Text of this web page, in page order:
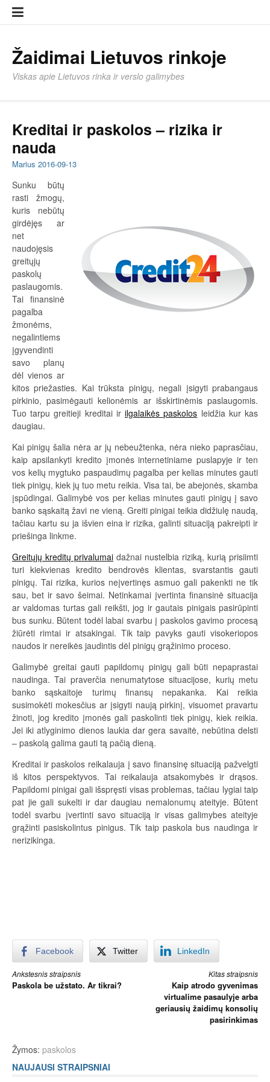
prie
Žaidimai Lietuvos rinkoje
Viskas apie Lietuvos rinka ir verslo galimybes
Kreditai ir paskolos – rizika ir
nauda
Marius 2016-09-13
Sunku būtų
rasti žmogų,
kuris nebūtų
girdėjęs ar
net
naudojęsis
greitųjų
paskolų
paslaugomis.
Tai finansinė
pagalba
žmonėms,
negalintiems
įgyvendinti
savo planų
dėl vienos ar
kitos priežasties. Kai trūksta pinigų, negali įsigyti prabangaus
pirkinio, pasimėgauti kelionėmis ar išskirtinėmis paslaugomis.
Tuo tarpu greitieji kreditai irilgalaikės paskolos leidžia kur kas
daugiau.
Kai pinigų šalia nėra ar jų nebeužtenka, nėra nieko paprasčiau,
kaip apsilankyti kredito įmonės internetiniame puslapyje ir ten
vos kelių mygtuko paspaudimų pagalba per kelias minutes gauti
tiek pinigų, kiek jų tuo metu reikia. Visa tai, be abejonės, skamba
įspūdingai. Galimybė vos per kelias minutes gauti pinigų į savo
banko sąskaitą žavi ne vieną. Greiti pinigai teikia didžiulę naudą,
tačiau kartu su ja išvien eina ir rizika, galinti situaciją pakreipti ir
priešinga linkme.
Greitųjų kreditų privalumai dažnai nustelbia riziką, kurią prisiimti
turi kiekvienas kredito bendrovės klientas, svarstantis gauti
pinigų. Tai rizika, kurios neįvertinęs asmuo gali pakenkti ne tik
sau, bet ir savo šeimai. Netinkamai įvertinta finansinė situacija
ar valdomas turtas gali reikšti, jog ir gautais pinigais pasirūpinti
bus sunku. Būtent todėl labai svarbu į paskolos gavimo procesą
žiūrėti rimtai ir atsakingai. Tik taip pavyks gauti visokeriopos
naudos ir nereikės jaudintis dėl pinigų grąžinimo proceso.
Galimybė greitai gauti papildomų pinigų gali būti nepaprastai
naudinga. Tai praverčia nenumatytose situacijose, kurių metu
banko sąskaitoje turimų finansų nepakanka. Kai reikia
susimokėti mokesčius ar įsigyti naują pirkinį, visuomet pravartu
žinoti, jog kredito įmonės gali paskolinti tiek pinigų, kiek reikia.
Jei iki atlyginimo dienos laukia dar gera savaitė, nebūtina delsti
– paskolą galima gauti tą pačią dieną.
Kreditai ir paskolos reikalauja į savo finansinę situaciją pažvelgti
iš kitos perspektyvos. Tai reikalauja atsakomybės ir drąsos.
Papildomi pinigai gali išspręsti visas problemas, tačiau lygiai taip
pat jie gali sukelti ir dar daugiau nemalonumų ateityje. Būtent
todėl svarbu įvertinti savo situaciją ir visas galimybes ateityje
grąžinti pasiskolintus pinigus. Tik taip paskola bus naudinga ir
nerizikinga.
Facebook Twitter LinkedIn
Skaityti
Ankstesnis straipsnis
Paskola be užstato. Ar tikrai?
Kitas straipsnis
Kaip atrodo gyvenimas
virtualime pasaulyje arba
geriausių žaidimų konsolių
pasirinkimas
Žymos: paskolos
NAUJAUSI STRAIPSNIAI